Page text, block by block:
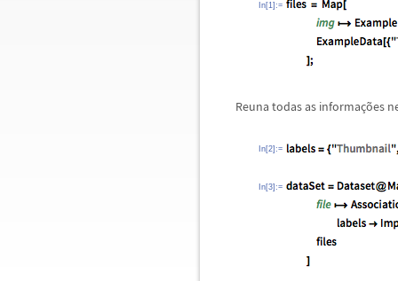
In[1]:=
Reuna todas as informações
In[2]:=
In[3]:=